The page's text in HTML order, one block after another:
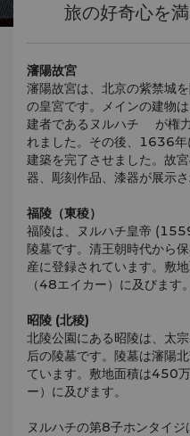
旅の好奇心を
瀋陽故宮
瀋陽故宮は、北京の紫禁城
の皇宮です。メインの建物
建者であるヌルハチ が権
れました。その後、1636年
建築を完了させました。故
器、彫刻作品、漆器が展示さ
福陵（東稜）
福陵は、ヌルハチ皇帝
陵墓です。清王朝時代から
産に登録されています。敷
（48エイカー）に及びます。
昭陵 (北稜)
北陵公園にある昭陵は、太
后の陵墓です。陵墓は瀋陽
ています。敷地面積は450
ー）に及びます。
ヌルハチの第8子ホンタイ